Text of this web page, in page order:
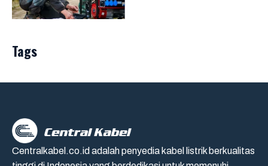
Tags
Centralkabel.co.id adalah penyedia kabel listrik berkualitas